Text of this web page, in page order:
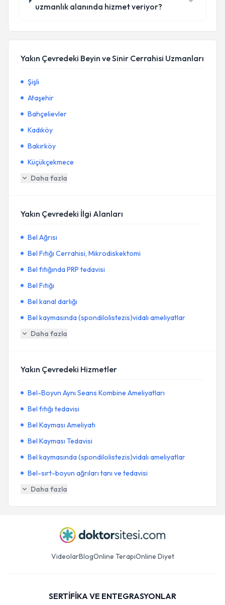
uzmanlık alanında hizmet veriyor?
Yakın Çevredeki Beyin ve Sinir Cerrahisi Uzmanları
Şişli
Ataşehir
Bahçelievler
Kadıköy
Bakırköy
Küçükçekmece
Daha fazla
Yakın Çevredeki İlgi Alanları
Bel Ağrısı
Bel Fıtığı Cerrahisi, Mikrodiskektomi
Bel fıtığında PRP tedavisi
Bel Fıtığı
Bel kanal darlığı
Bel kaymasında (spondilolistezis)vidalı ameliyatlar
Daha fazla
Yakın Çevredeki Hizmetler
Bel-Boyun Aynı Seans Kombine Ameliyatları
Bel fıtığı tedavisi
Bel Kayması Ameliyatı
Bel Kayması Tedavisi
Bel kaymasında (spondilolistezis)vidalı ameliyatlar
Bel-sırt-boyun ağrıları tanı ve tedavisi
Daha fazla
VideolarBlogOnline TerapiOnline Diyet
SERTİFİKA VE ENTEGRASYONLAR